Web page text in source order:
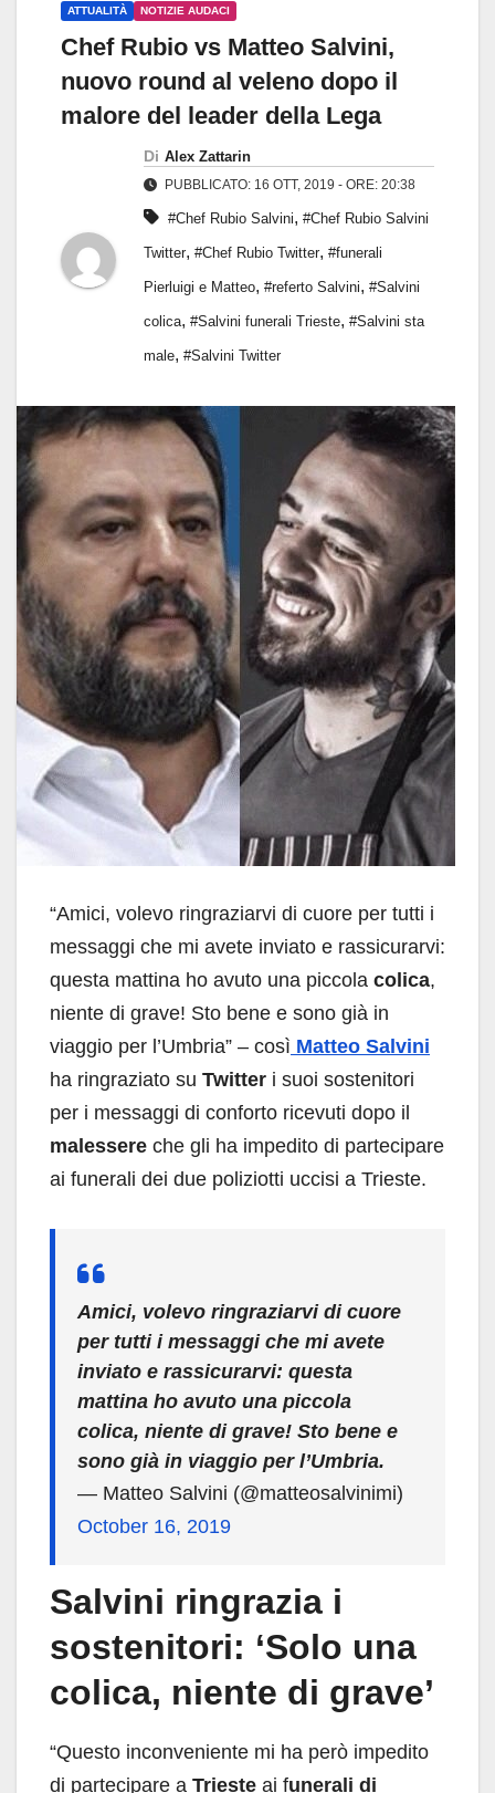
ATTUALITÀ NOTIZIE AUDACI
Chef Rubio vs Matteo Salvini,
nuovo round al veleno dopo il
malore del leader della Lega
Di Alex Zattarin
PUBBLICATO: 16 OTT, 2019 - ORE: 20:38
#Chef Rubio Salvini, #Chef Rubio Salvini
Twitter, #Chef Rubio Twitter, #funerali
Pierluigi e Matteo, #referto Salvini, #Salvini
colica, #Salvini funerali Trieste, #Salvini sta
male, #Salvini Twitter
“Amici, volevo ringraziarvi di cuore per tutti i
messaggi che mi avete inviato e rassicurarvi:
questa mattina ho avuto una piccola colica,
niente di grave! Sto bene e sono già in
viaggio per l’Umbria” – così Matteo Salvini
ha ringraziato su Twitter i suoi sostenitori
per i messaggi di conforto ricevuti dopo il
malessere che gli ha impedito di partecipare
ai funerali dei due poliziotti uccisi a Trieste.
Amici, volevo ringraziarvi di cuore
per tutti i messaggi che mi avete
inviato e rassicurarvi: questa
mattina ho avuto una piccola
colica, niente di grave! Sto bene e
sono già in viaggio per l’Umbria.
— Matteo Salvini (@matteosalvinimi)
October 16, 2019
Salvini ringrazia i
sostenitori: ‘Solo una
colica, niente di grave’
“Questo inconveniente mi ha però impedito
di partecipare a Trieste ai funerali di